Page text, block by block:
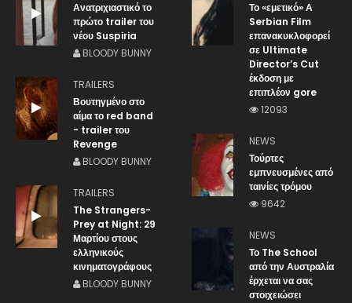
Ανατριχιαστικό το
πρώτο trailer του
νέου Suspiria
BLOODY BUNNY
TRAILERS
Βουτηγμένο στο
αίμα το red band
- trailer του
Revenge
BLOODY BUNNY
TRAILERS
The Strangers-
Prey at Night: 29
Μαρτίου στους
ελληνικούς
κινηματογράφους
BLOODY BUNNY
Το «εμετικό» Α
Serbian Film
επανακυκλοφορεί
σε Ultimate
Director’s Cut
έκδοση με
επιπλέον gore
12093
NEWS
Τούρτες
εμπνευσμένες από
ταινίες τρόμου
9642
NEWS
Το The School
από την Αυστραλία
έρχεται να σας
στοιχειώσει